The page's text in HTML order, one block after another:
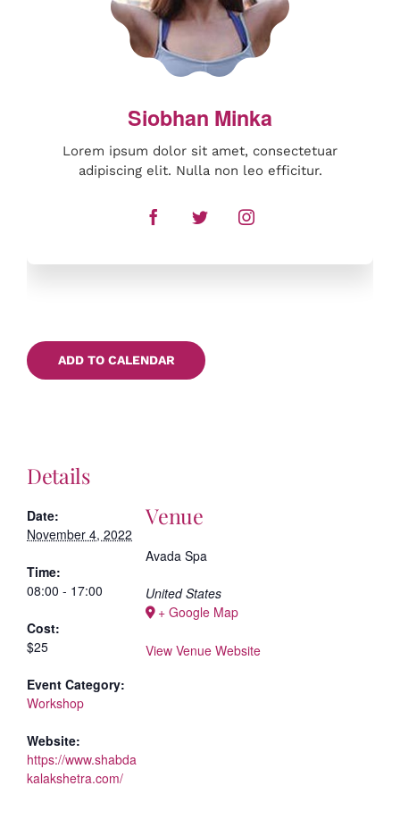
Lorem ipsum dolor sit amet, consectetuar
adipiscing elit. Nulla non leo efficitur.
ADD TO CALENDAR
Details
Date:
November 4, 2022
Time:
08:00 - 17:00
Cost:
$25
Event Category:
Workshop
Website:
https://www.shabda
kalakshetra.com/
Venue
Avada Spa
United States
+ Google Map
View Venue Website